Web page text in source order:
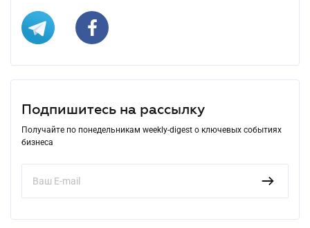
Подпишитесь на рассылку
Получайте по понедельникам weekly-digest о ключевых событиях
бизнеса